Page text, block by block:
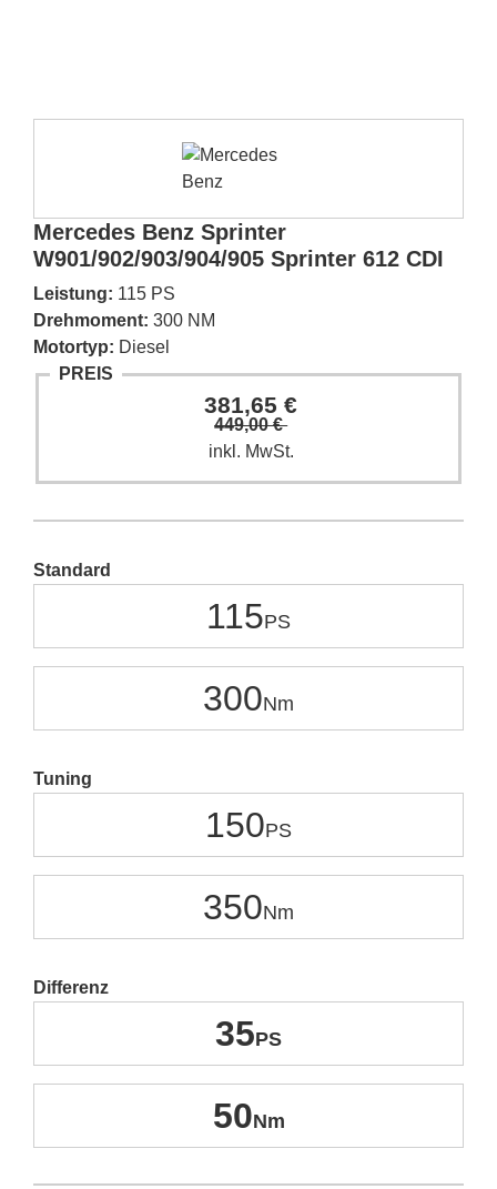
Mercedes Benz Sprinter
W901/902/903/904/905 Sprinter 612 CDI
Leistung: 115 PS
Drehmoment: 300 NM
Motortyp: Diesel
PREIS
381,65 €
449,00 €
inkl. MwSt.
Standard
115
300
Tuning
150
350
Differenz
35
50